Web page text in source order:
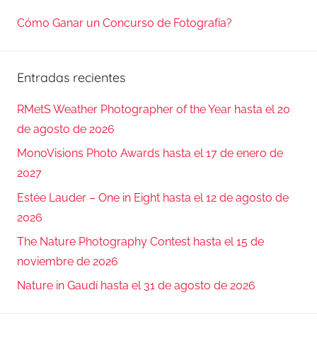
Cómo Ganar un Concurso de Fotografía?
Entradas recientes
RMetS Weather Photographer of the Year hasta el 20
de agosto de 2026
MonoVisions Photo Awards hasta el 17 de enero de
2027
Estée Lauder – One in Eight hasta el 12 de agosto de
2026
The Nature Photography Contest hasta el 15 de
noviembre de 2026
Nature in Gaudí hasta el 31 de agosto de 2026